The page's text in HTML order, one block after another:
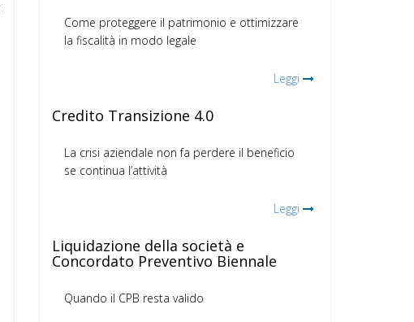
Come proteggere il patrimonio e ottimizzare
la fiscalità in modo legale
Leggi
Credito Transizione 4.0
La crisi aziendale non fa perdere il beneficio
se continua l’attività
Leggi
Liquidazione della società e
Concordato Preventivo Biennale
Quando il CPB resta valido